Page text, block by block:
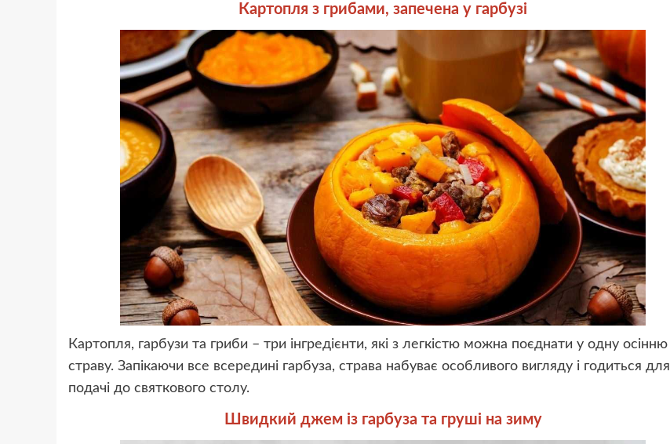
Картопля з грибами, запечена у гарбузі
Картопля, гарбузи та гриби – три інгредієнти, які з легкістю можна поєднати у одну осінню
страву. Запікаючи все всередині гарбуза, страва набуває особливого вигляду і годиться для
подачі до святкового столу.
Швидкий джем із гарбуза та груші на зиму